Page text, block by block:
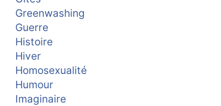
Greenwashing
Guerre
Histoire
Hiver
Homosexualité
Humour
Imaginaire